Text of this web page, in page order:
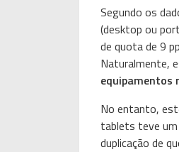
Segundo os
(desktop ou
de quota de 9
Naturalmente,
equipamentos
No entanto,
tablets teve um
duplicação de